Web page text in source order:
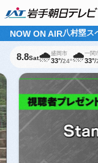
NOW ON AIR八村塁
8.8Sat🌧️盛岡市
33°/24°🌧️一関
33°/